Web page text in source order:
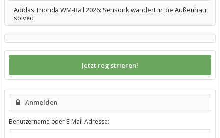
Adidas Trionda WM-Ball 2026: Sensorik wandert in die Außenhaut
solved
Jetzt registrieren!
Anmelden
Benutzername oder E-Mail-Adresse: